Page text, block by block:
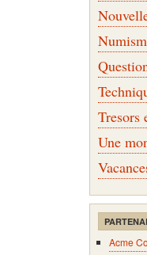
Tresors
Une
Acme